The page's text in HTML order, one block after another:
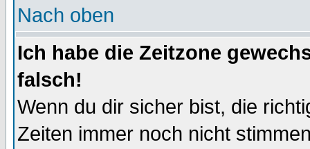
Nach oben
Ich habe die Zeitzone
falsch!
Wenn du dir sicher bist, die
Zeiten immer noch nicht